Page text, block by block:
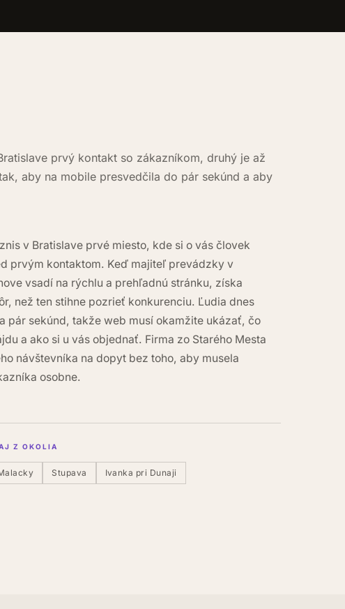
prvý kontakt so zákazníkom, druhý je až
aby na mobile presvedčila do pár sekúnd a aby
v Bratislave prvé miesto, kde si o vás človek
prvým kontaktom. Keď majiteľ prevádzky v
vsadí na rýchlu a prehľadnú stránku, získa
než ten stihne pozrieť konkurenciu. Ľudia dnes
pár sekúnd, takže web musí okamžite ukázať, čo
a ako si u vás objednať. Firma zo Starého Mesta
návštevníka na dopyt bez toho, aby musela
osobne.
Z OKOLIA
Stupava Ivanka pri Dunaji